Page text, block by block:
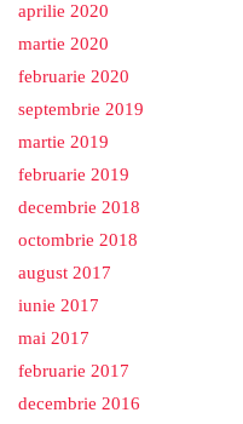
aprilie 2020
martie 2020
februarie 2020
septembrie 2019
martie 2019
februarie 2019
decembrie 2018
octombrie 2018
august 2017
iunie 2017
mai 2017
februarie 2017
decembrie 2016